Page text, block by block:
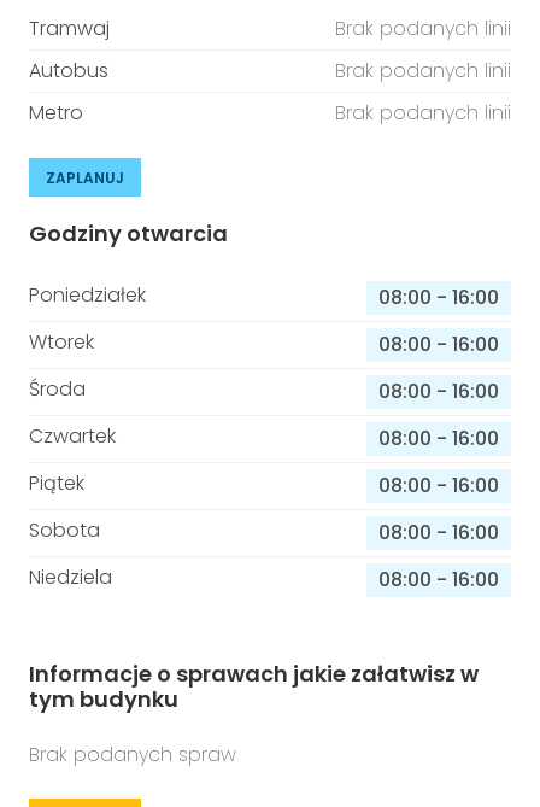
Tramwaj
Brak podanych linii
Autobus
Brak podanych linii
Metro
Brak podanych linii
ZAPLANUJ
Godziny otwarcia
Poniedziałek 08:00 - 16:00
Wtorek
08:00 - 16:00
Środa
08:00 - 16:00
Czwartek
08:00 - 16:00
Piątek
08:00 - 16:00
Sobota
08:00 - 16:00
Niedziela
08:00 - 16:00
Informacje o sprawach jakie załatwisz w
tym budynku
Brak podanych spraw